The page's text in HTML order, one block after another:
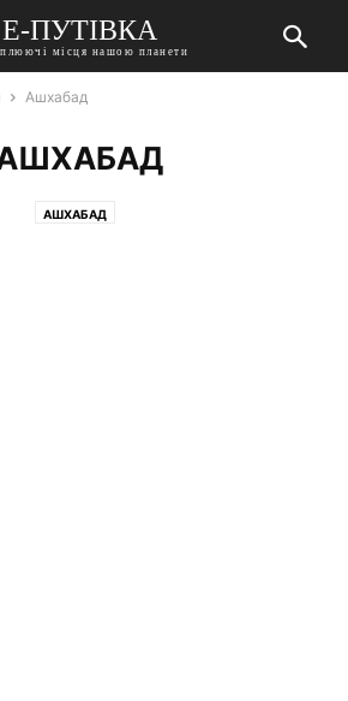
Е-ПУТІВКА
місця нашою планети
Ашхабад
АШХАБАД